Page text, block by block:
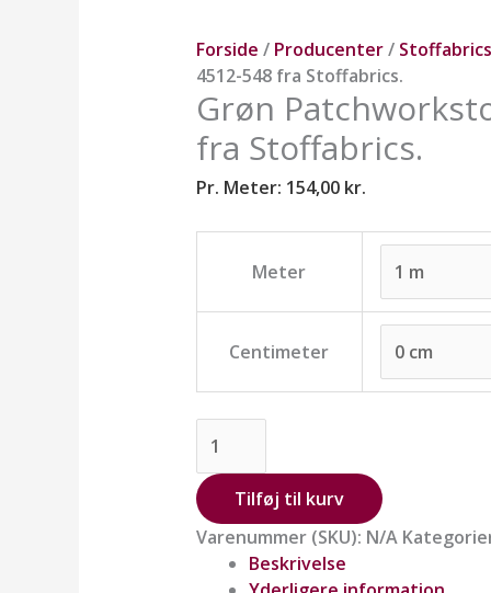
Forside / Producenter/ Stoffabrics
4512-548 fra Stoffabrics.
Grøn
fra Stoffabrics.
Pr. Meter: 154,00 kr.
Meter
Centimeter
Stoffabrics.
antal
Tilføj til kurv
Varenummer (SKU): N/A
Beskrivelse